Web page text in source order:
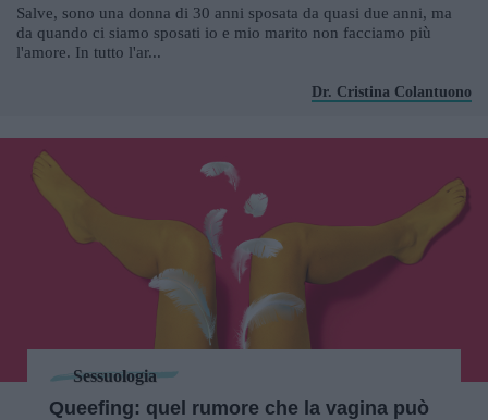
Salve, sono una donna di 30 anni sposata da quasi due anni, ma
da quando ci siamo sposati io e mio marito non facciamo più
l'amore. In tutto l'ar...
Dr. Cristina Colantuono
Sessuologia
Queefing: quel rumore che la vagina può